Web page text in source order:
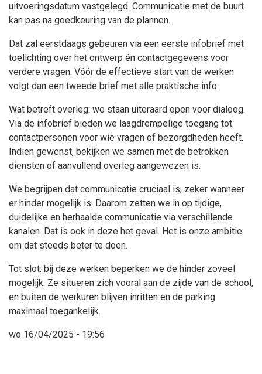
uitvoeringsdatum vastgelegd. Communicatie met de buurt
kan pas na goedkeuring van de plannen.
Dat zal eerstdaags gebeuren via een eerste infobrief met
toelichting over het ontwerp én contactgegevens voor
verdere vragen. Vóór de effectieve start van de werken
volgt dan een tweede brief met alle praktische info.
Wat betreft overleg: we staan uiteraard open voor dialoog.
Via de infobrief bieden we laagdrempelige toegang tot
contactpersonen voor wie vragen of bezorgdheden heeft.
Indien gewenst, bekijken we samen met de betrokken
diensten of aanvullend overleg aangewezen is.
We begrijpen dat communicatie cruciaal is, zeker wanneer
er hinder mogelijk is. Daarom zetten we in op tijdige,
duidelijke en herhaalde communicatie via verschillende
kanalen. Dat is ook in deze het geval. Het is onze ambitie
om dat steeds beter te doen.
Tot slot: bij deze werken beperken we de hinder zoveel
mogelijk. Ze situeren zich vooral aan de zijde van de school,
en buiten de werkuren blijven inritten en de parking
maximaal toegankelijk.
wo 16/04/2025 - 19:56